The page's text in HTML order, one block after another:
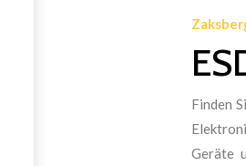
Finden
Geräte